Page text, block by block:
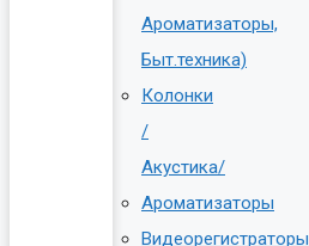
Ароматизаторы,
Быт.техника)
Колонки
/
Акустика/
Ароматизаторы
Видеорегистраторы